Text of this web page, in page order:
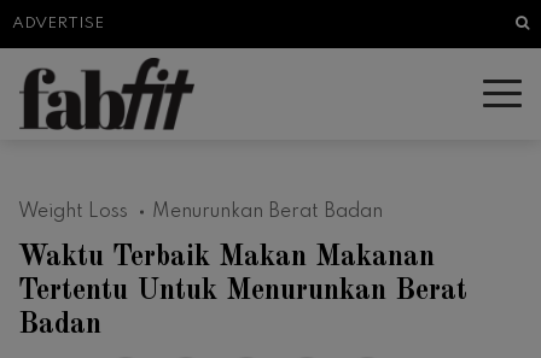
ADVERTISE
Weight Loss Menurunkan Berat Badan
Waktu Terbaik Makan Makanan
Tertentu Untuk Menurunkan Berat
Badan